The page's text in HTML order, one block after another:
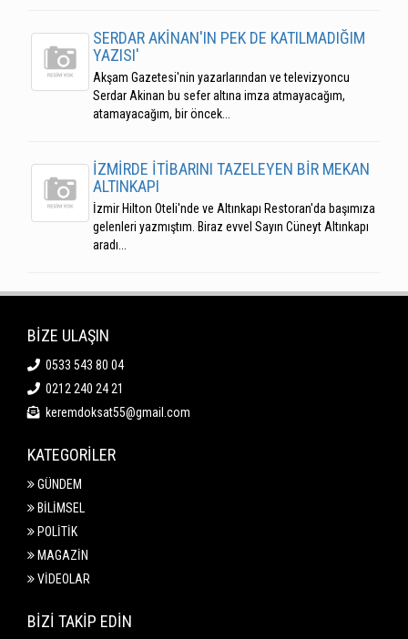
SERDAR AKİNAN'IN PEK DE KATILMADIĞIM
YAZISI'
Akşam Gazetesi'nin yazarlarından ve televizyoncu
Serdar Akinan bu sefer altına imza atmayacağım,
atamayacağım, bir öncek...
İZMİRDE İTİBARINI TAZELEYEN BİR MEKAN
ALTINKAPI
İzmir Hilton Oteli'nde ve Altınkapı Restoran'da başımıza
gelenleri yazmıştım. Biraz evvel Sayın Cüneyt Altınkapı
aradı...
BİZE ULAŞIN
0533 543 80 04
0212 240 24 21
keremdoksat55@gmail.com
KATEGORİLER
GÜNDEM
BİLİMSEL
POLİTİK
MAGAZİN
VİDEOLAR
BİZİ TAKİP EDİN